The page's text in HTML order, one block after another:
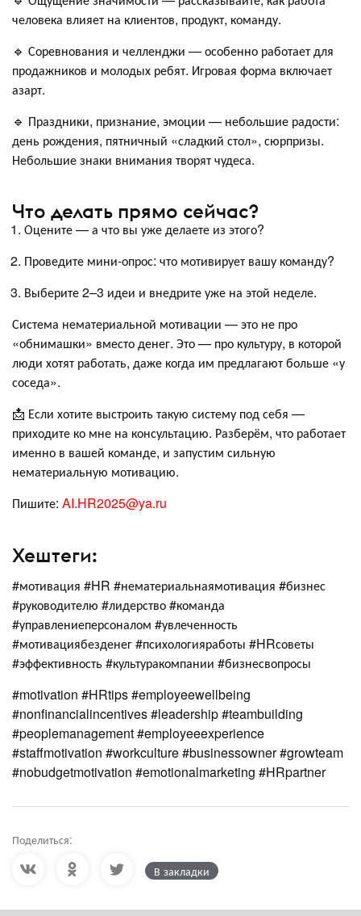
человека влияет на клиентов, продукт, команду.
🔹 Соревнования и челленджи — особенно работает для
продажников и молодых ребят. Игровая форма включает
азарт.
🔹 Праздники, признание, эмоции — небольшие радости:
день рождения, пятничный «сладкий стол», сюрпризы.
Небольшие знаки внимания творят чудеса.
Что делать прямо сейчас?
Оцените — а что вы уже делаете из этого?
Проведите мини-опрос: что мотивирует вашу команду?
Выберите 2–3 идеи и внедрите уже на этой неделе.
Система нематериальной мотивации — это не про
«обнимашки» вместо денег. Это — про культуру, в которой
люди хотят работать, даже когда им предлагают больше «у
соседа».
📩 Если хотите выстроить такую систему под себя —
приходите ко мне на консультацию. Разберём, что работает
именно в вашей команде, и запустим сильную
нематериальную мотивацию.
Пишите: AI.HR2025@ya.ru
Хештеги:
#мотивация #HR #нематериальнаямотивация #бизнес
#руководителю #лидерство #команда
#управлениеперсоналом #увлеченность
#мотивациябезденег #психологияработы #HRсоветы
#эффективность #культуракомпании #бизнесвопросы
#motivation #HRtips #employeewellbeing
#nonfinancialincentives #leadership #teambuilding
#peoplemanagement #employeeexperience
#staffmotivation #workculture #businessowner #growteam
#nobudgetmotivation #emotionalmarketing #HRpartner
Поделиться:
В закладки